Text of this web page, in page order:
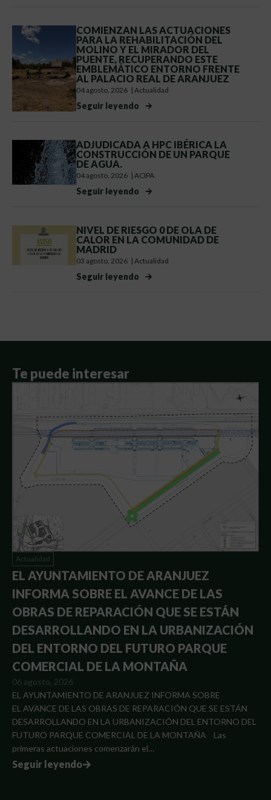
COMIENZAN LAS ACTUACIONES
PARA LA REHABILITACIÓN DEL
MOLINO Y EL MIRADOR DEL
PUENTE, RECUPERANDO ESTE
EMBLEMÁTICO ENTORNO FRENTE
AL PALACIO REAL DE ARANJUEZ
04 agosto, 2026 | Actualidad
Seguir leyendo
ADJUDICADA A HPC IBÉRICA LA
CONSTRUCCIÓN DE UN PARQUE
DE AGUA.
04 agosto, 2026 | ACIPA
Seguir leyendo
NIVEL DE RIESGO 0 DE OLA DE
CALOR EN LA COMUNIDAD DE
MADRID
03 agosto, 2026 | Actualidad
Seguir leyendo
Te puede interesar
Actualidad
EL AYUNTAMIENTO DE ARANJUEZ
INFORMA SOBRE EL AVANCE DE LAS
OBRAS DE REPARACIÓN QUE SE ESTÁN
DESARROLLANDO EN LA URBANIZACIÓN
DEL ENTORNO DEL FUTURO PARQUE
COMERCIAL DE LA MONTAÑA
06 agosto, 2026
EL AYUNTAMIENTO DE ARANJUEZ INFORMA SOBRE
EL AVANCE DE LAS OBRAS DE REPARACIÓN QUE SE ESTÁN
DESARROLLANDO EN LA URBANIZACIÓN DEL ENTORNO DEL
FUTURO PARQUE COMERCIAL DE LA MONTAÑA Las
primeras actuaciones comenzarán el…
Seguir leyendo